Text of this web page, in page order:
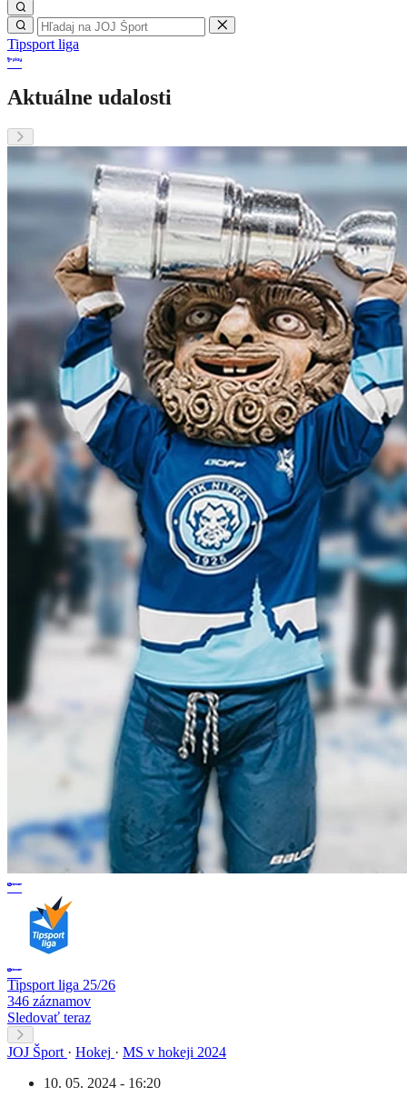
Tipsport liga
Aktuálne udalosti
Tipsport liga 25/26
346 záznamov
Sledovať teraz
JOJ Šport · Hokej · MS v hokeji 2024
10. 05. 2024 - 16:20